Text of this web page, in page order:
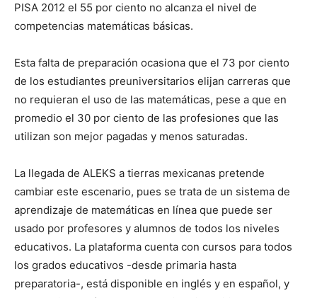
PISA 2012 el 55 por ciento no alcanza el nivel de
competencias matemáticas básicas.
Esta falta de preparación ocasiona que el 73 por ciento
de los estudiantes preuniversitarios elijan carreras que
no requieran el uso de las matemáticas, pese a que en
promedio el 30 por ciento de las profesiones que las
utilizan son mejor pagadas y menos saturadas.
La llegada de ALEKS a tierras mexicanas pretende
cambiar este escenario, pues se trata de un sistema de
aprendizaje de matemáticas en línea que puede ser
usado por profesores y alumnos de todos los niveles
educativos. La plataforma cuenta con cursos para todos
los grados educativos -desde primaria hasta
preparatoria-, está disponible en inglés y en español, y